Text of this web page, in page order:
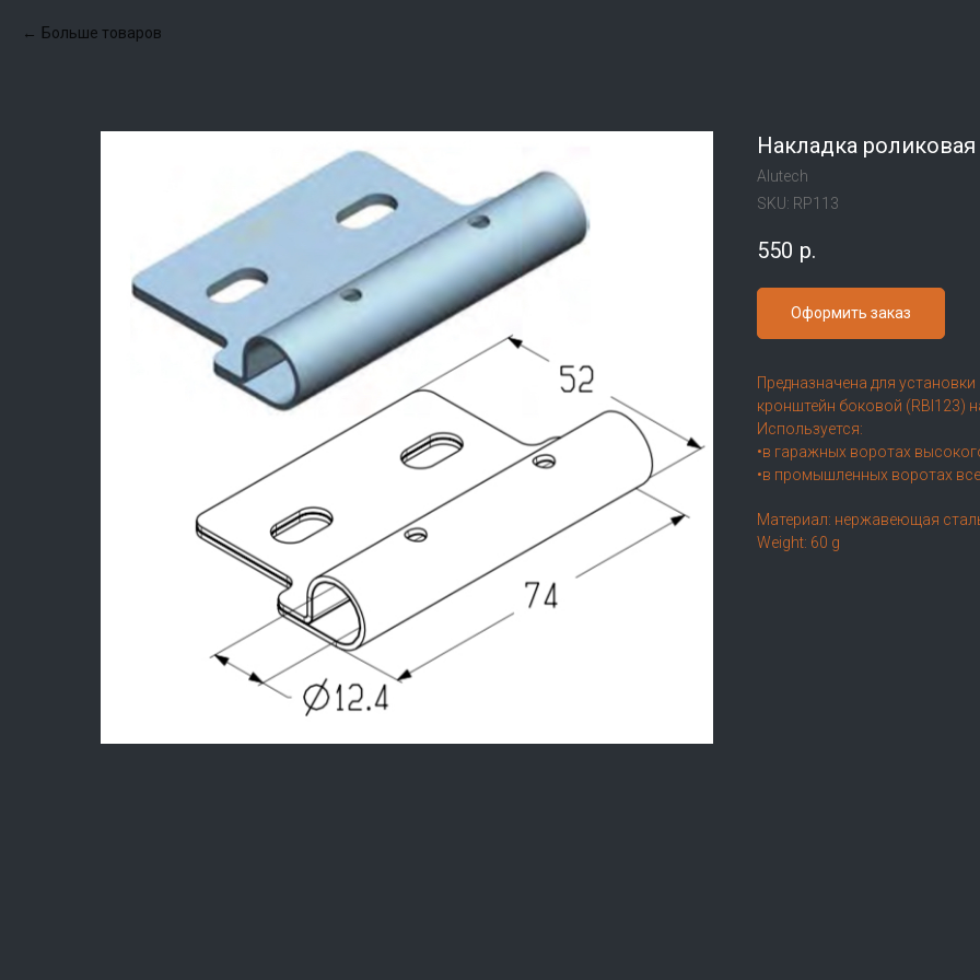
Больше товаров
Накладка роликовая
Alutech
SKU: RP113
550 р.
Оформить заказ
Предназначена для
кронштейн боковой (RBI123)
Используется:
•в гаражных воротах
•в промышленных воротах
Материал: нержавеющая
Weight: 60 g